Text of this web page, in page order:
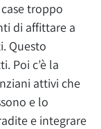
troppo
di affittare a
Questo
Poi c’è la
attivi che
e lo
e integrare